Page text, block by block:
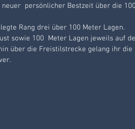
persönlicher Bestzeit über die
Rang drei über 100 Meter Lagen.
sowie 100  Meter Lagen jeweils auf
über die Freistilstrecke gelang ihr die